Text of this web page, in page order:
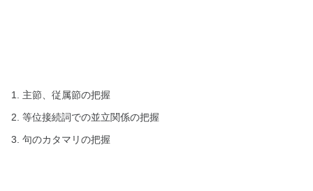
主節、従属節の把握
等位接続詞での並立関係の把握
句のカタマリの把握